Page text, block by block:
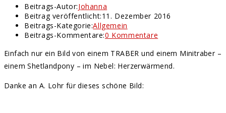
Beitrags-Autor:Johanna
Beitrag veröffentlicht:11. Dezember 2016
Beitrags-Kategorie:Allgemein
Beitrags-Kommentare:0 Kommentare
Einfach nur ein Bild von einem TRABER und einem Minitraber –
einem Shetlandpony – im Nebel: Herzerwärmend.
Danke an A. Lohr für dieses schöne Bild: